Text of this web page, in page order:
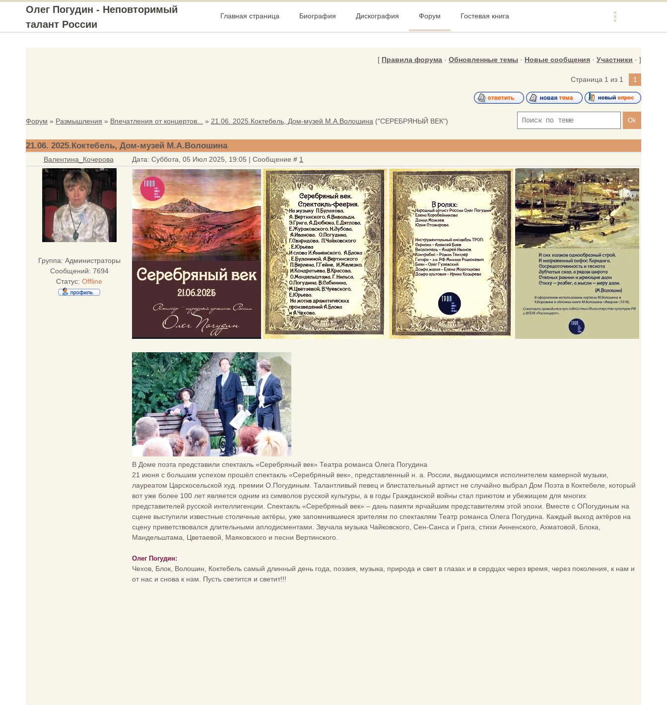
Олег Погудин - Неповторимый
талант России
Главная страница Биография Дискография Форум Гостевая книга
[ Правила форума · Обновленные темы · Новые сообщения · Участники · ]
Страница 1 из 1 1
Форум » Размышления » Впечатления от концертов... » 21.06. 2025.Коктебель, Дом-музей М.А.Волошина ("СЕРЕБРЯНЫЙ ВЕК")
21.06. 2025.Коктебель, Дом-музей М.А.Волошина
Валентина_Кочерова Дата: Суббота, 05 Июл 2025, 19:05 | Сообщение # 1
Группа: Администраторы
Сообщений: 7694
Статус: Offline
В Доме поэта представили спектакль «Серебряный век» Театра романса Олега Погудина
21 июня с большим успехом прошёл спектакль «Серебряный век», представленный н. а. России, выдающимся исполнителем камерной музыки,
лауреатом Царскосельской худ. премии О.Погудиным. Талантливый певец и блистательный артист не случайно выбрал Дом Поэта в Коктебеле, который
вот уже более 100 лет является одним из символов русской культуры, а в годы Гражданской войны стал приютом и убежищем для многих
представителей русской интеллигенции. Спектакль «Серебряный век» – дань памяти ярчайшим представителям этой эпохи. Вместе с ОПогудиным на
сцене выступили известные столичные актёры, уже запомнившиеся зрителям по спектаклям Театр романса Олега Погудина. Каждый выход актёров на
сцену приветствовался длительными аплодисментами. Звучала музыка Чайковского, Сен-Санса и Грига, стихи Анненского, Ахматовой, Блока,
Мандельштама, Цветаевой, Маяковского и песни Вертинского.
Олег Погудин:
Чехов, Блок, Волошин, Коктебель самый длинный день года, поэзия, музыка, природа и свет в глазах и в сердцах через время, через поколения, к нам и
от нас и снова к нам. Пусть светится и светит!!!